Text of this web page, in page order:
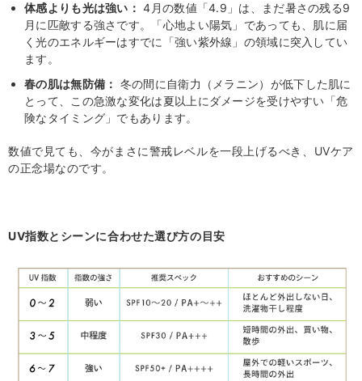
体感よりも光は強い： 4月の数値「4.9」は、まだ暑さの残る9
月に匹敵する強さです。「心地よい陽気」であっても、肌に届
く光のエネルギーはすでに「強い紫外線」の領域に突入してい
ます。
春の肌は無防備： 冬の間に自衛力（メラニン）が低下した肌に
とって、この急激な変化は夏以上にダメージを受けやすい「危
険なタイミング」でもあります。
数値で見ても、今がまさに警戒レベルを一段上げるべき、 UVケア
の正念場なのです。
UV指数とシーンに合わせた選び方の目安